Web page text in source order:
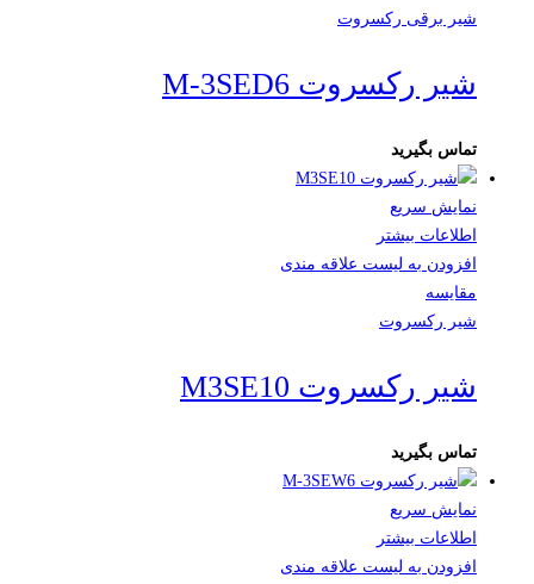
شیر برقی رکسروت
شیر رکسروت M-3SED6
تماس بگیرید
نمایش سریع
اطلاعات بیشتر
افزودن به لیست علاقه مندی
مقایسه
شیر رکسروت
شیر رکسروت M3SE10
تماس بگیرید
نمایش سریع
اطلاعات بیشتر
افزودن به لیست علاقه مندی